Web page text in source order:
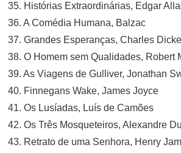
35. Histórias Extraordinárias, Edgar
36. A Comédia Humana, Balzac
37. Grandes Esperanças, Charles
38. O Homem sem Qualidades, Robert
39. As Viagens de Gulliver, Jonathan
40. Finnegans Wake, James Joyce
41. Os Lusíadas, Luís de Camões
42. Os Três Mosqueteiros, Alexandre
43. Retrato de uma Senhora, Henry